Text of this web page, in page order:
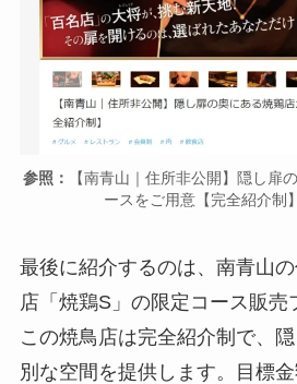
参照：
【南青山｜住所非公開】隠し扉
ースをご用意【完全紹介制
最後に紹介するのは、南青山
店「焼鶏S」の限定コース販売
この焼鳥店は完全紹介制で、
別な空間を提供します。目標